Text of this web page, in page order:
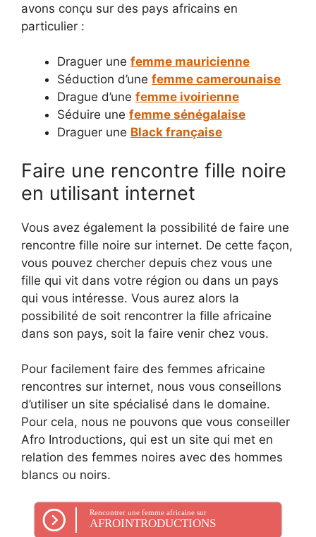
avons conçu sur des pays africains en
particulier :
Draguer une femme mauricienne
Séduction d’une femme camerounaise
Drague d’une femme ivoirienne
Séduire une femme sénégalaise
Draguer une Black française
Faire une rencontre fille noire
en utilisant internet
Vous avez également la possibilité de faire une
rencontre fille noire sur internet. De cette façon,
vous pouvez chercher depuis chez vous une
fille qui vit dans votre région ou dans un pays
qui vous intéresse. Vous aurez alors la
possibilité de soit rencontrer la fille africaine
dans son pays, soit la faire venir chez vous.
Pour facilement faire des femmes africaine
rencontres sur internet, nous vous conseillons
d’utiliser un site spécialisé dans le domaine.
Pour cela, nous ne pouvons que vous conseiller
Afro Introductions, qui est un site qui met en
relation des femmes noires avec des hommes
blancs ou noirs.
Rencontrer une femme africaine sur
AFROINTRODUCTIONS